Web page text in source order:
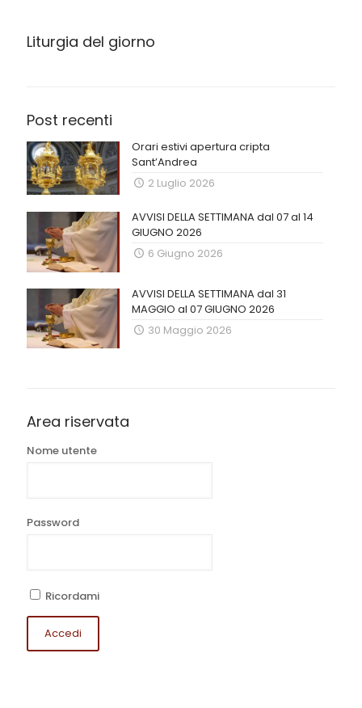
Liturgia del giorno
Post recenti
Orari estivi apertura cripta
Sant’Andrea
2 Luglio 2026
AVVISI DELLA SETTIMANA dal 07 al 14
GIUGNO 2026
6 Giugno 2026
AVVISI DELLA SETTIMANA dal 31
MAGGIO al 07 GIUGNO 2026
30 Maggio 2026
Area riservata
Nome utente
Password
Ricordami